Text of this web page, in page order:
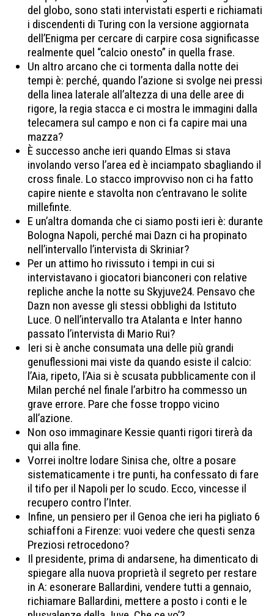
del globo, sono stati intervistati esperti e richiamati
i discendenti di Turing con la versione aggiornata
dell’Enigma per cercare di carpire cosa significasse
realmente quel “calcio onesto” in quella frase.
Un altro arcano che ci tormenta dalla notte dei
tempi è: perché, quando l’azione si svolge nei pressi
della linea laterale all’altezza di una delle aree di
rigore, la regia stacca e ci mostra le immagini dalla
telecamera sul campo e non ci fa capire mai una
mazza?
È successo anche ieri quando Elmas si stava
involando verso l’area ed è inciampato sbagliando il
cross finale. Lo stacco improvviso non ci ha fatto
capire niente e stavolta non c’entravano le solite
millefinte.
E un’altra domanda che ci siamo posti ieri è: durante
Bologna Napoli, perché mai Dazn ci ha propinato
nell’intervallo l’intervista di Skriniar?
Per un attimo ho rivissuto i tempi in cui si
intervistavano i giocatori bianconeri con relative
repliche anche la notte su Skyjuve24. Pensavo che
Dazn non avesse gli stessi obblighi da Istituto
Luce. O nell’intervallo tra Atalanta e Inter hanno
passato l’intervista di Mario Rui?
Ieri si è anche consumata una delle più grandi
genuflessioni mai viste da quando esiste il calcio:
l’Aia, ripeto, l’Aia si è scusata pubblicamente con il
Milan perché nel finale l’arbitro ha commesso un
grave errore. Pare che fosse troppo vicino
all’azione.
Non oso immaginare Kessie quanti rigori tirerà da
qui alla fine.
Vorrei inoltre lodare Sinisa che, oltre a posare
sistematicamente i tre punti, ha confessato di fare
il tifo per il Napoli per lo scudo. Ecco, vincesse il
recupero contro l’Inter.
Infine, un pensiero per il Genoa che ieri ha pigliato 6
schiaffoni a Firenze: vuoi vedere che questi senza
Preziosi retrocedono?
Il presidente, prima di andarsene, ha dimenticato di
spiegare alla nuova proprietà il segreto per restare
in A: esonerare Ballardini, vendere tutti a gennaio,
richiamare Ballardini, mettere a posto i conti e le